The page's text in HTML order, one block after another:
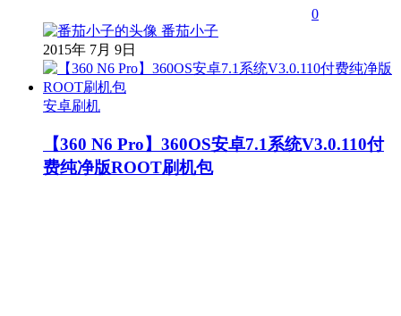
0
番茄小子
2015年 7月 9日
安卓刷机
【360 N6 Pro】360OS安卓7.1系统V3.0.110付
费纯净版ROOT刷机包